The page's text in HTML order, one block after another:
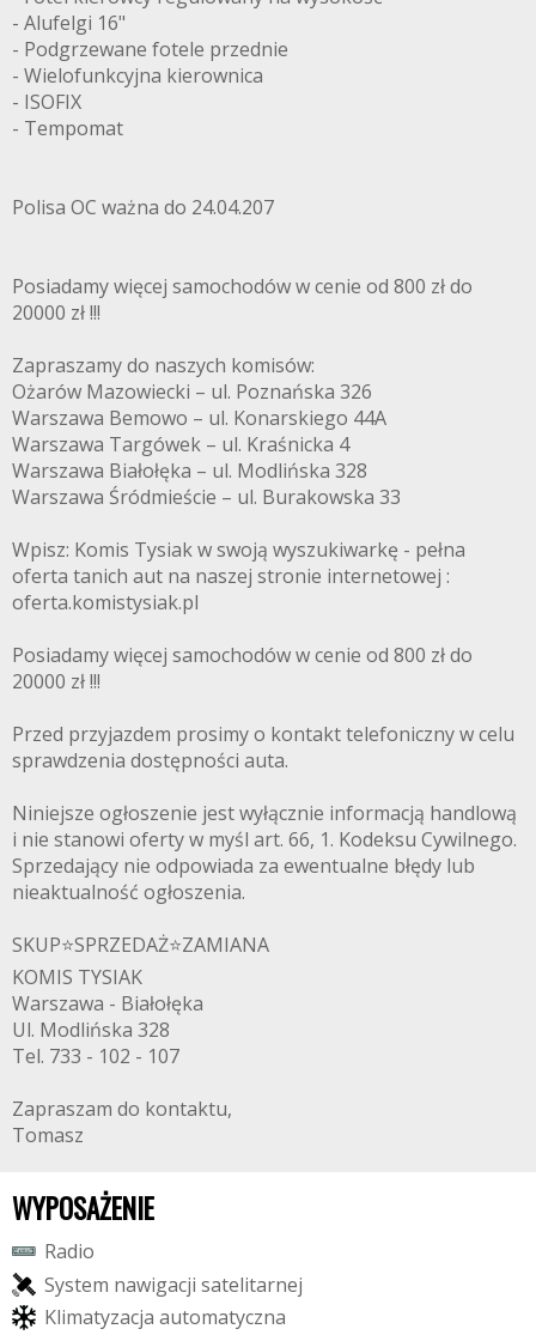
- Alufelgi 16"
- Podgrzewane fotele przednie
- Wielofunkcyjna kierownica
- ISOFIX
- Tempomat
Polisa OC ważna do 24.04.207
Posiadamy więcej samochodów w cenie od 800 zł do
20000 zł !!!
Zapraszamy do naszych komisów:
Ożarów Mazowiecki – ul. Poznańska 326
Warszawa Bemowo – ul. Konarskiego 44A
Warszawa Targówek – ul. Kraśnicka 4
Warszawa Białołęka – ul. Modlińska 328
Warszawa Śródmieście – ul. Burakowska 33
Wpisz: Komis Tysiak w swoją wyszukiwarkę - pełna
oferta tanich aut na naszej stronie internetowej :
oferta.komistysiak.pl
Posiadamy więcej samochodów w cenie od 800 zł do
20000 zł !!!
Przed przyjazdem prosimy o kontakt telefoniczny w celu
sprawdzenia dostępności auta.
Niniejsze ogłoszenie jest wyłącznie informacją handlową
i nie stanowi oferty w myśl art. 66, 1. Kodeksu Cywilnego.
Sprzedający nie odpowiada za ewentualne błędy lub
nieaktualność ogłoszenia.
SKUP⭐️SPRZEDAŻ⭐️ZAMIANA
KOMIS TYSIAK
Warszawa - Białołęka
Ul. Modlińska 328
Tel. 733 - 102 - 107
Zapraszam do kontaktu,
Tomasz
WYPOSAŻENIE
Radio
System nawigacji satelitarnej
Klimatyzacja automatyczna